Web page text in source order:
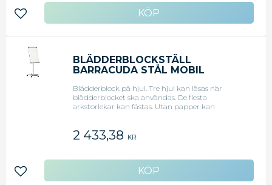
Lägg till i favoriter
BLÄDDERBLOCKSTÄLL
BARRACUDA STÅL MOBIL
Blädderblock på hjul. Tre hjul kan låsas när
blädderblocket ska användas. De flesta
arkstorlekar kan fästas. Utan papper kan
av plast längs hela bredden. - Justerbar höjd 105-
184cm - 5 hjul, 3 av vilka kan låsas - Mått: 100 x 67.5
2 433,38 KR
Lägg till i favoriter